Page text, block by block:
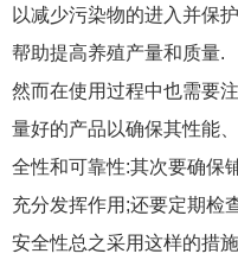
以减少污染物的进入并保
帮助提高养殖产量和质量.
然而在使用过程中也需要
量好的产品以确保其性能
全性和可靠性:其次要确保
充分发挥作用;还要定期检
安全性总之采用这样的措